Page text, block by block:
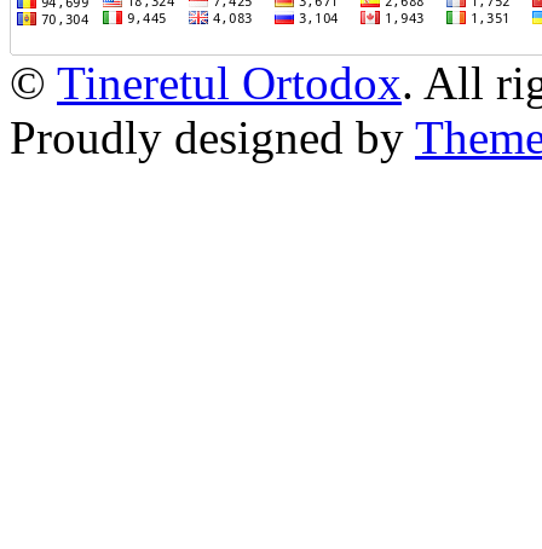
© Tineretul Ortodox. All
Proudly designed by